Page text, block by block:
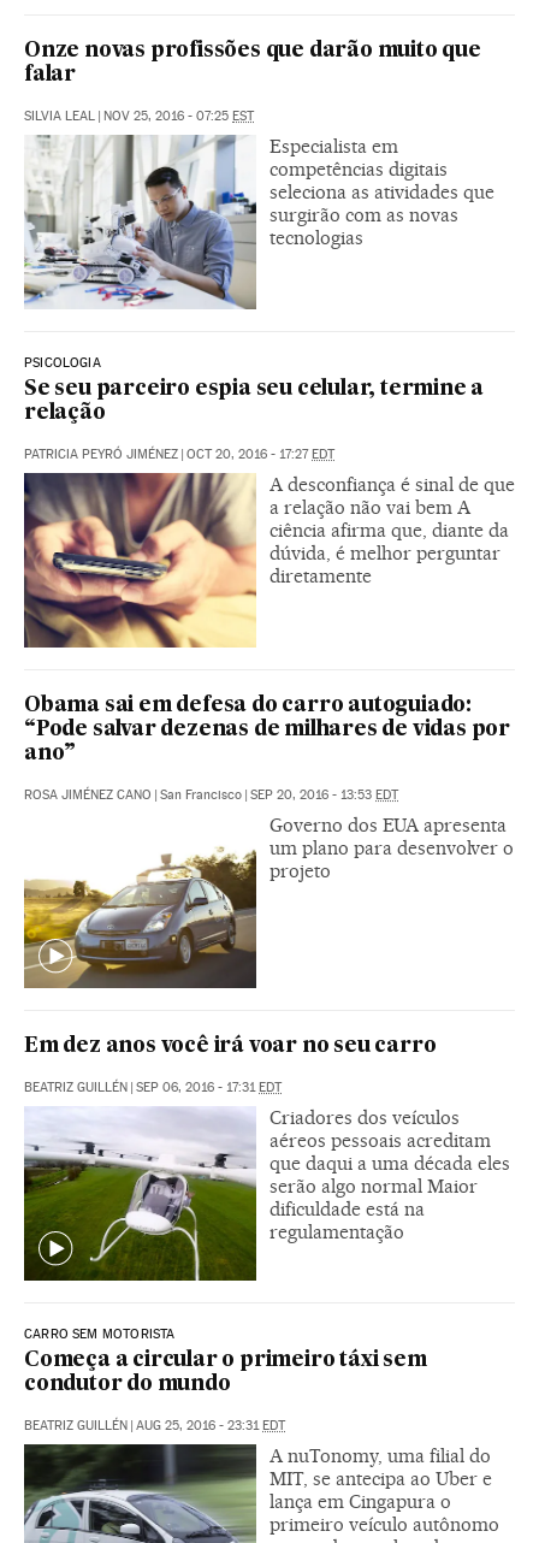
Onze novas profissões que darão muito que
falar
SILVIA LEAL | NOV 25, 2016 - 07:25 EST
Especialista em
competências digitais
seleciona as atividades que
surgirão com as novas
tecnologias
PSICOLOGIA
Se seu parceiro espia seu celular, termine a
relação
PATRICIA PEYRÓ JIMÉNEZ | OCT 20, 2016 - 17:27EDT
A desconfiança é sinal de que
a relação não vai bem A
ciência afirma que, diante da
dúvida, é melhor perguntar
diretamente
Obama sai em defesa do carro autoguiado:
“Pode salvar dezenas de milhares de vidas por
ano”
ROSA JIMÉNEZ CANO | San Francisco | SEP 20, 2016 - 13:53 EDT
Governo dos EUA apresenta
um plano para desenvolver o
projeto
Em dez anos você irá voar no seu carro
BEATRIZ GUILLÉN | SEP 06, 2016 - 17:31EDT
Criadores dos veículos
aéreos pessoais acreditam
que daqui a uma década eles
serão algo normal Maior
dificuldade está na
regulamentação
CARRO SEM MOTORISTA
Começa a circular o primeiro táxi sem
condutor do mundo
BEATRIZ GUILLÉN | AUG 25, 2016 - 23:31EDT
A nuTonomy, uma filial do
MIT, se antecipa ao Uber e
lança em Cingapura o
primeiro veículo autônomo